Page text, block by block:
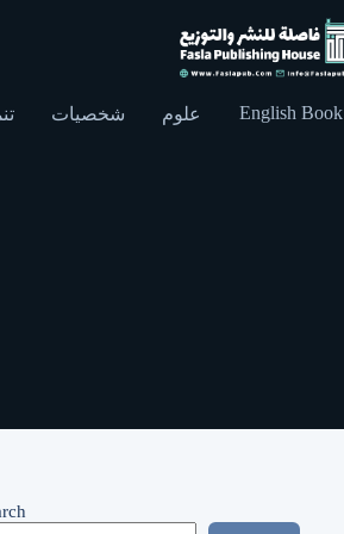
شخصيات علوم English Book